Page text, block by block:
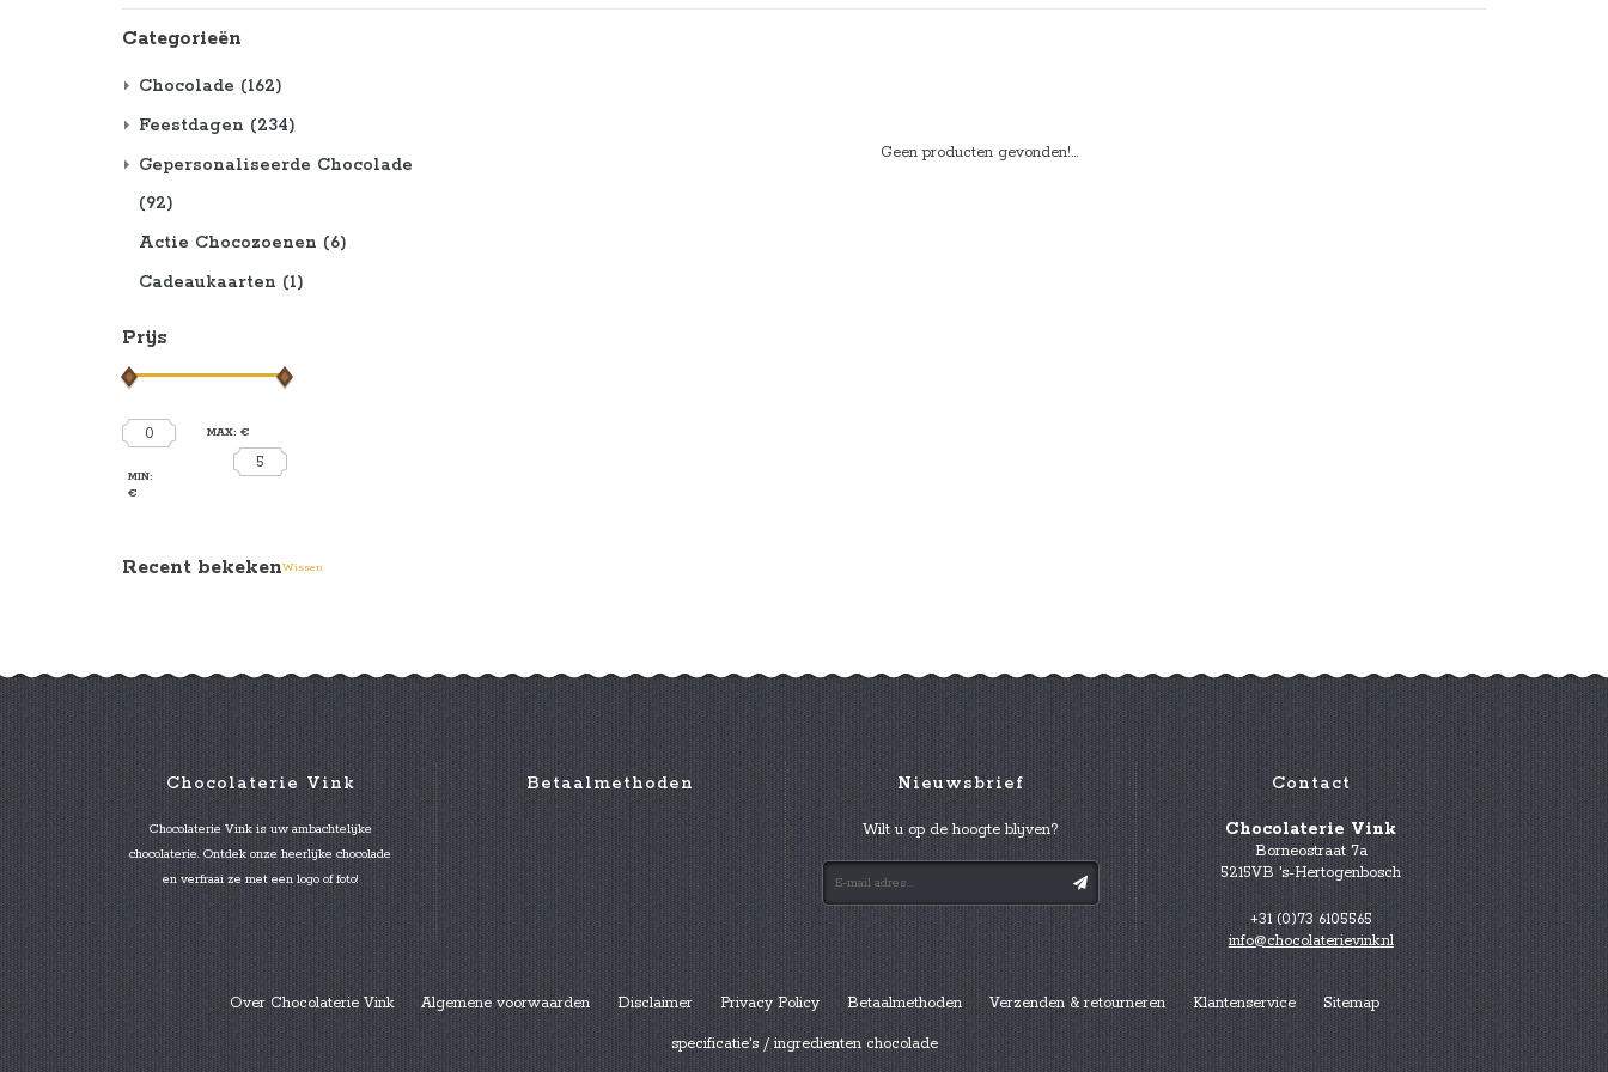
Categorieën
Chocolade (162)
Feestdagen (234)
Gepersonaliseerde Chocolade
(92)
Actie Chocozoenen (6)
Cadeaukaarten (1)
Prijs
0
MIN:
€
MAX: €
5
Recent bekekenWissen
Geen producten gevonden!...
Chocolaterie Vink
Chocolaterie Vink is uw ambachtelijke
chocolaterie. Ontdek onze heerlijke chocolade
en verfraai ze met een logo of foto!
Betaalmethoden Nieuwsbrief
Wilt u op de hoogte blijven?
Contact
Chocolaterie Vink
Borneostraat 7a
5215VB 's-Hertogenbosch
+31 (0)73 6105565
info@chocolaterievink.nl
Over Chocolaterie Vink Algemene voorwaarden Disclaimer Privacy Policy Betaalmethoden Verzenden & retourneren Klantenservice Sitemap
specificatie's / ingredienten chocolade